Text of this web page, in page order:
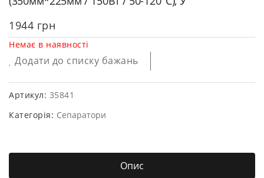
1944 грн
Немає в наявності
Додати до списку бажань
Артикул: 35841
Категорія: Сепаратори
Опис